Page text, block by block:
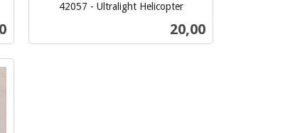
42057 - Ultralight Helicopter
Pris
20,00